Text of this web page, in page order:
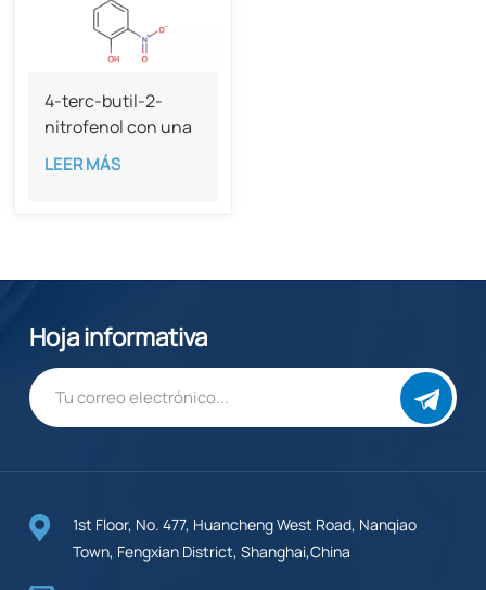
4-terc-butil-2-
nitrofenol con una
pureza del 97%
(CAS 3279-07-0)
LEER MÁS
Hoja informativa
1st Floor, No. 477, Huancheng West Road, Nanqiao
Town, Fengxian District, Shanghai,China